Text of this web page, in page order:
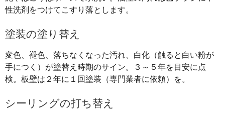
性洗剤をつけてこすり落とします。
塗装の塗り替え
変色、褪色、落ちなくなった汚れ、白化（触ると白い粉が
手につく）が塗替え時期のサイン。３～５年を目安に点
検。板壁は２年に１回塗装（専門業者に依頼）を。
シーリングの打ち替え